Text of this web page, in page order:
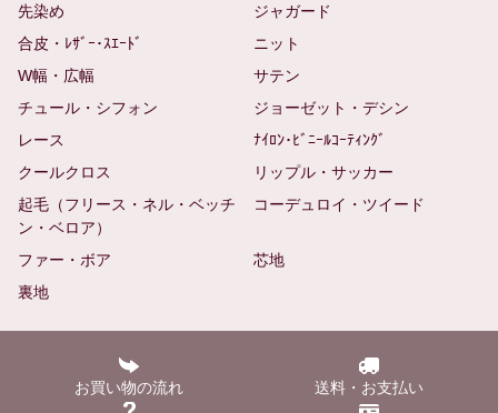
先染め
ジャガード
合皮・ﾚｻﾞｰ･ｽｴｰﾄﾞ
ニット
W幅・広幅
サテン
チュール・シフォン
ジョーゼット・デシン
レース
ﾅｲﾛﾝ･ﾋﾞﾆｰﾙｺｰﾃｨﾝｸﾞ
クールクロス
リップル・サッカー
起毛（フリース・ネル・ベッチ
ン・ベロア）
コーデュロイ・ツイード
ファー・ボア
芯地
裏地
お買い物の流れ 送料・お支払い